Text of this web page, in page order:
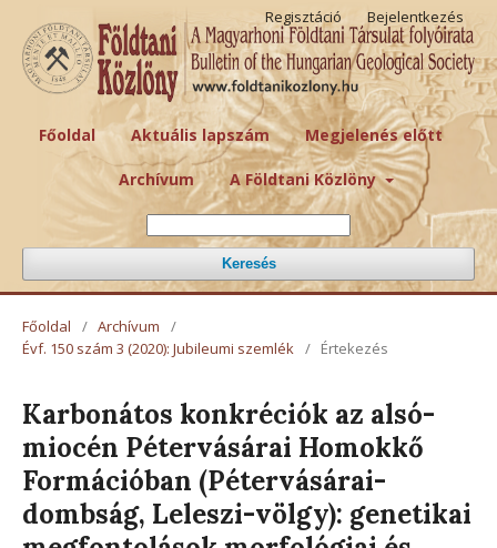
Főoldal Aktuális lapszám Megjelenés előtt
Archívum A Földtani Közlöny
Keresés
Regisztáció Bejelentkezés
Főoldal / Archívum
/
Évf. 150 szám 3 (2020): Jubileumi szemlék / Értekezés
Karbonátos konkréciók az alsó-
miocén Pétervásárai Homokkő
Formációban (Pétervásárai-
dombság, Leleszi-völgy): genetikai